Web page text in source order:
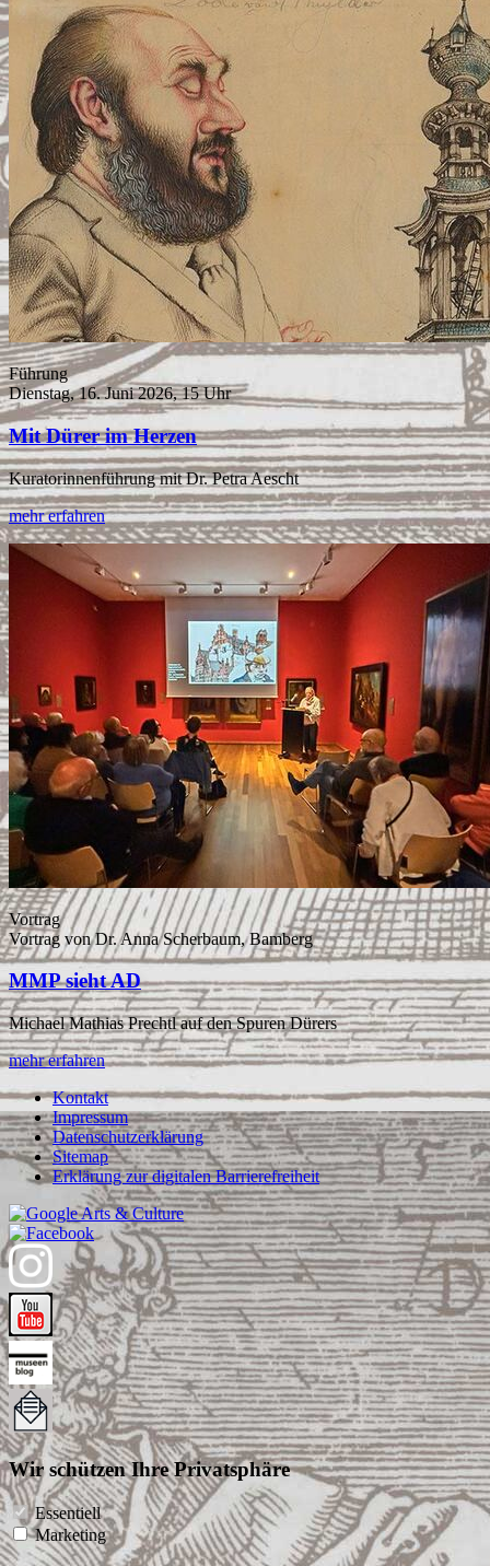
Führung
Dienstag, 16. Juni 2026, 15 Uhr
Mit Dürer im Herzen
Kuratorinnenführung mit Dr. Petra Aescht
mehr erfahren
Vortrag
Vortrag von Dr. Anna Scherbaum, Bamberg
MMP sieht AD
Michael Mathias Prechtl auf den Spuren Dürers
mehr erfahren
Kontakt
Impressum
Datenschutzerklärung
Sitemap
Erklärung zur digitalen Barrierefreiheit
Wir schützen Ihre Privatsphäre
Essentiell
Marketing